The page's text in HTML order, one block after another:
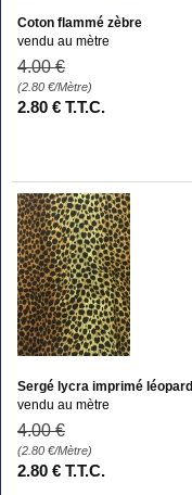
Coton flammé zèbre
vendu au mètre
4.00 €
(2.80 €/Mètre)
2.80 € T.T.C.
Sergé lycra imprimé léopard
vendu au mètre
4.00 €
(2.80 €/Mètre)
2.80 € T.T.C.